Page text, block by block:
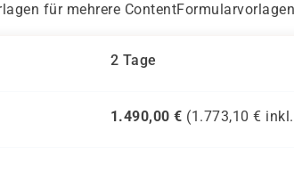
für mehrere
2 Tage
1.490,00 € (1.773,10 € inkl.